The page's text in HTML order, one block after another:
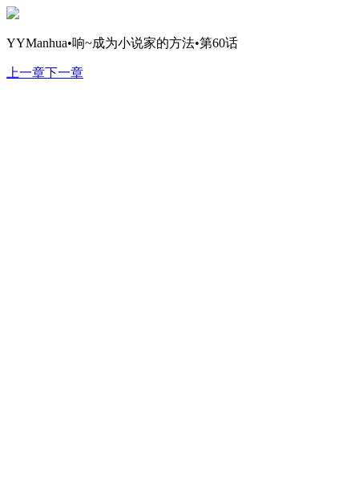
YYManhua•响~成为小说家的方法•第60话
上一章下一章